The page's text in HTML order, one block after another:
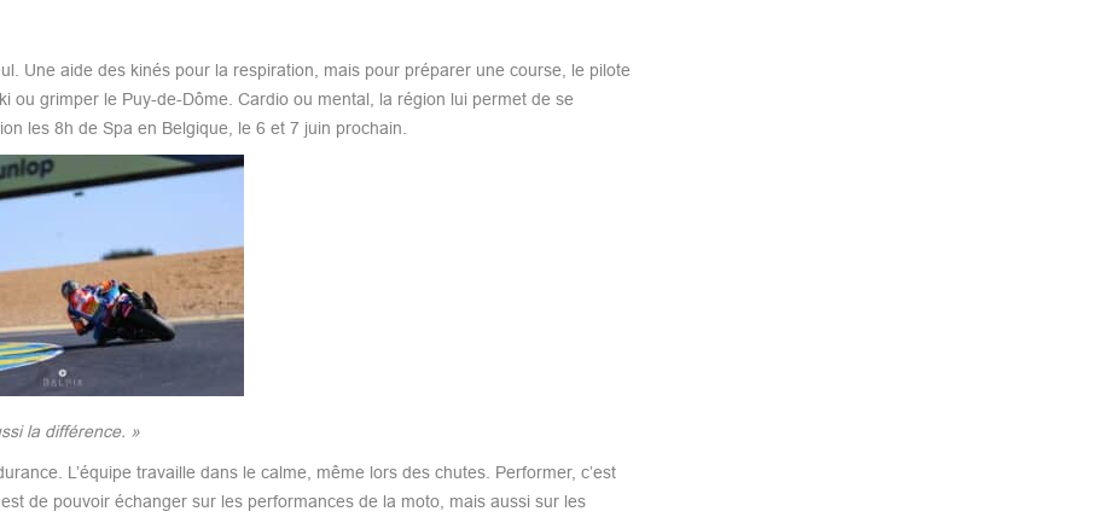
Une aide des kinés pour la respiration, mais pour préparer une course, le pilote
ou grimper le Puy-de-Dôme. Cardio ou mental, la région lui permet de se
les 8h de Spa en Belgique, le 6 et 7 juin prochain.
la différence. »
L’équipe travaille dans le calme, même lors des chutes. Performer, c’est
de pouvoir échanger sur les performances de la moto, mais aussi sur les